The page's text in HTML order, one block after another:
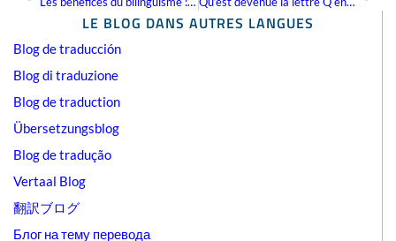
LE BLOG DANS AUTRES LANGUES
Blog de traducción
Blog di traduzione
Blog de traduction
Übersetzungsblog
Blog de tradução
Vertaal Blog
翻訳ブログ
Блог на тему перевода